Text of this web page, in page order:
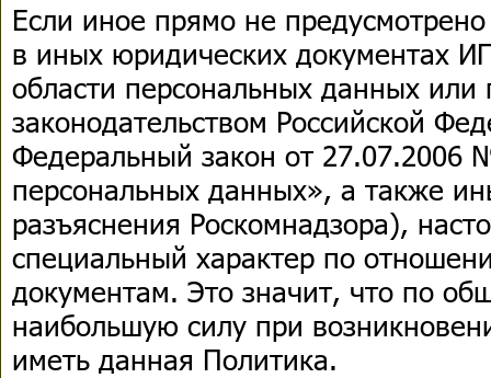
Если иное прямо не
в иных юридических документах
области персональных данных
законодательством Российской
Федеральный закон от
персональных данных», а также
разъяснения Роскомнадзора),
специальный характер по
документам. Это значит, что по
наибольшую силу при
иметь данная Политика.